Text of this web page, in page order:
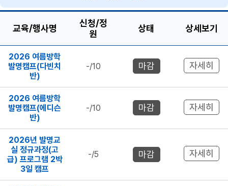
교육/행사명
신청/정
원
상태 상세보기
2026 여름방학
발명캠프(다빈치
반)
-/10 마감 자세히
2026 여름방학
발명캠프(에디슨
반)
-/10 마감 자세히
2026년 발명교
실 정규과정(고
급) 프로그램 2박
3일 캠프
-/5 마감 자세히